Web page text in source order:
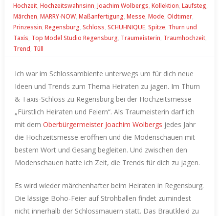
Hochzeit, Hochzeitswahnsinn, Joachim Wolbergs, Kollektion, Laufsteg,
Märchen, MARRY-NOW, Maßanfertigung, Messe, Mode, Oldtimer,
Prinzessin, Regensburg, Schloss, SCHUHNIQUE, Spitze, Thurn und
Taxis, Top Model Studio Regensburg, Traumeisterin, Traumhochzeit,
Trend, Tüll
Ich war im Schlossambiente unterwegs um für dich neue
Ideen und Trends zum Thema Heiraten zu jagen. Im Thurn
& Taxis-Schloss zu Regensburg bei der Hochzeitsmesse
„Fürstlich Heiraten und Feiern“. Als Traumeisterin darf ich
mit dem Oberbürgermeister Joachim Wolbergs jedes Jahr
die Hochzeitsmesse eröffnen und die Modenschauen mit
bestem Wort und Gesang begleiten. Und zwischen den
Modenschauen hatte ich Zeit, die Trends für dich zu jagen.
Es wird wieder märchenhafter beim Heiraten in Regensburg.
Die lässige Boho-Feier auf Strohballen findet zumindest
nicht innerhalb der Schlossmauern statt. Das Brautkleid zu